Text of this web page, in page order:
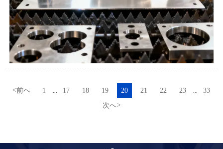
<前へ 1 17 18 19 20 21 22 23
33
次へ>